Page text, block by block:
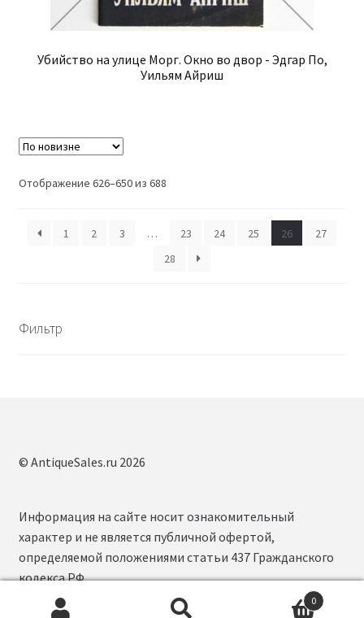
Убийство на улице Морг. Окно во двор - Эдгар По,
Уильям Айриш
Отображение 626–650 из 688Сортировка:
1
2 3 … 23 24 25 26
27
28
Фильтр
© AntiqueSales.ru 2026
0
Информация на сайте носит ознакомительный
характер и не является публичной офертой,
определяемой положениями статьи 437 Гражданского
кодекса РФ.